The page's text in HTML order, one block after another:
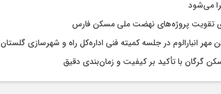
می‌شود
تقویت پروژه‌های نهضت ملی مسکن فارس
در جلسه کمیته فنی اداره‌کل راه و شهرسازی گلستان